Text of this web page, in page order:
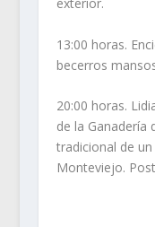
exterior.
13:00 horas.
becerros
20:00 horas.
de la Ganadería
tradicional de
Monteviejo.